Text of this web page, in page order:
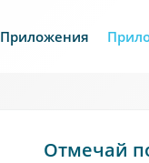
Приложения
Отмечай